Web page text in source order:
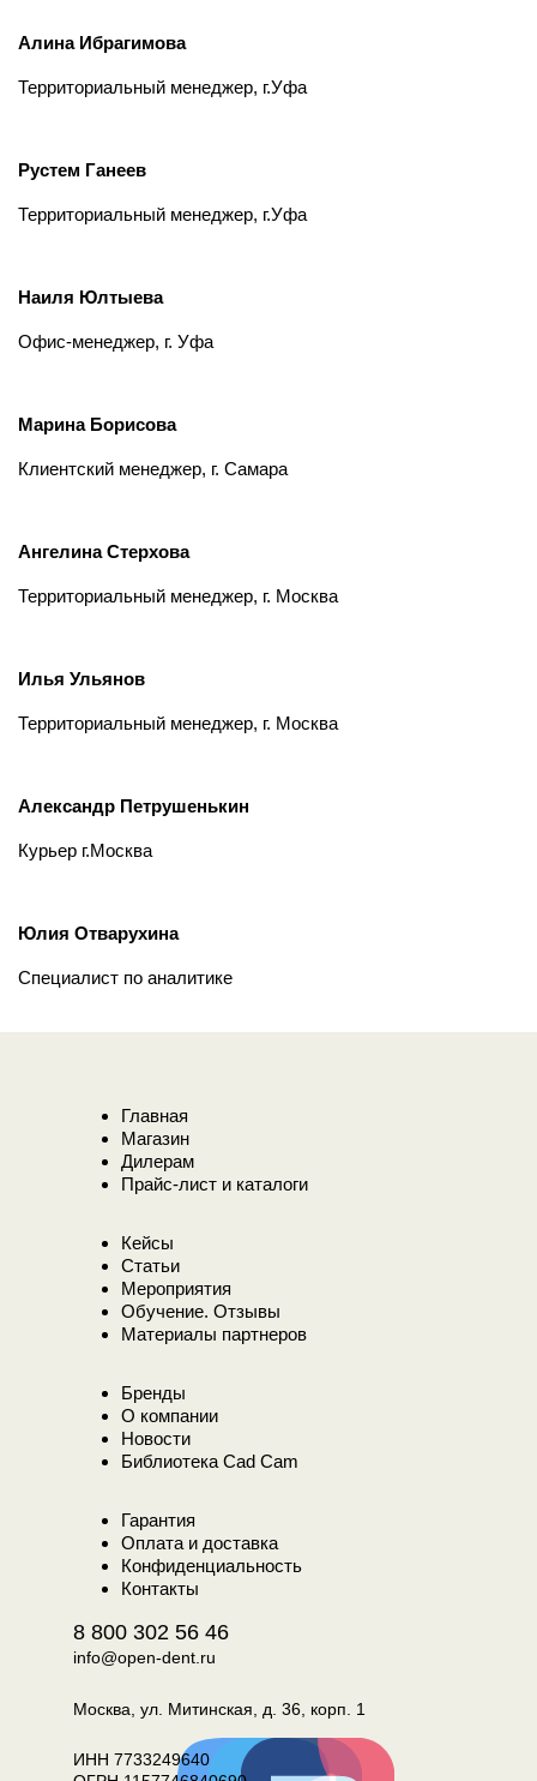
Алина Ибрагимова
Территориальный менеджер, г.Уфа
Рустем Ганеев
Территориальный менеджер, г.Уфа
Наиля Юлтыева
Офис-менеджер, г. Уфа
Марина Борисова
Клиентский менеджер, г. Самара
Ангелина Стерхова
Территориальный менеджер, г. Москва
Илья Ульянов
Территориальный менеджер, г. Москва
Александр Петрушенькин
Курьер г.Москва
Юлия Отварухина
Специалист по аналитике
Главная
Магазин
Дилерам
Прайс-лист и каталоги
Кейсы
Статьи
Мероприятия
Обучение. Отзывы
Материалы партнеров
Бренды
О компании
Новости
Библиотека Cad Cam
Гарантия
Оплата и доставка
Конфиденциальность
Контакты
8 800 302 56 46
info@open-dent.ru
Москва, ул. Митинская, д. 36, корп. 1
ИНН 7733249640